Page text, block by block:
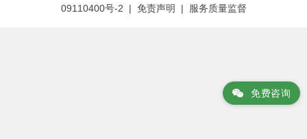
09110400号-2 | 免责声明 | 服务质量监督
免费咨询